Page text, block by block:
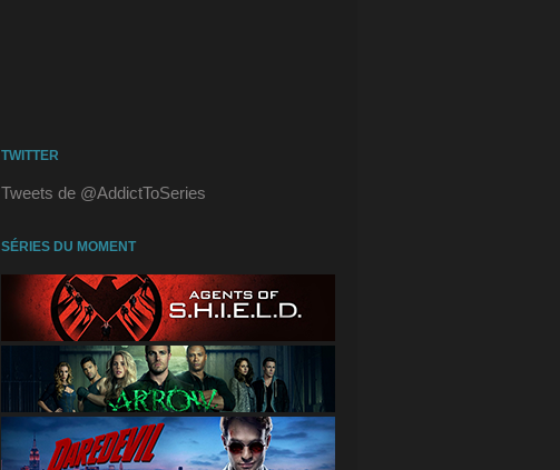
TWITTER
Tweets de @AddictToSeries
SÉRIES DU MOMENT